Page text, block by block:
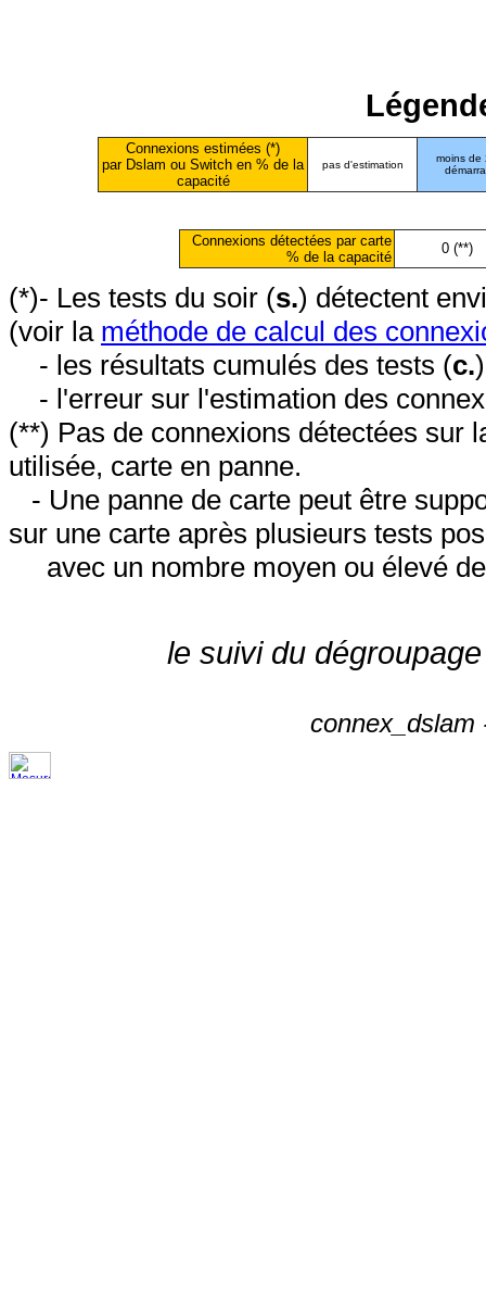
Connexions estimées (*)
par Dslam ou Switch en % de la
capacité
pas d'estimation
moins de
Connexions détectées par carte
% de la capacité
0 (**)
(*)- Les tests du soir (s.) détectent
(voir la méthode de calcul des
- les résultats cumulés des tests (c.
- l'erreur sur l'estimation des
(**) Pas de connexions détectées sur
utilisée, carte en panne.
- Une panne de carte peut être
sur une carte après plusieurs tests
avec un nombre moyen ou élevé
le suivi du
connex_dslam